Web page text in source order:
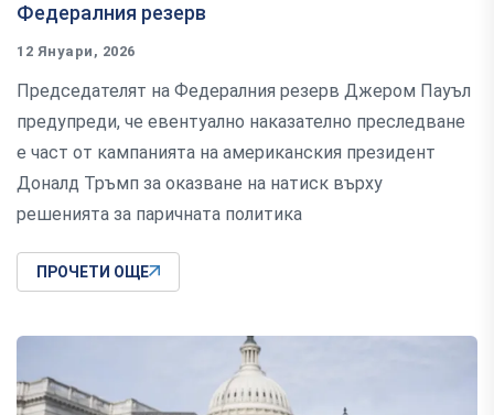
Федералния резерв
12 Януари, 2026
Председателят на Федералния резерв Джером Пауъл
предупреди, че евентуално наказателно преследване
е част от кампанията на американския президент
Доналд Тръмп за оказване на натиск върху
решенията за паричната политика
ПРОЧЕТИ ОЩЕ